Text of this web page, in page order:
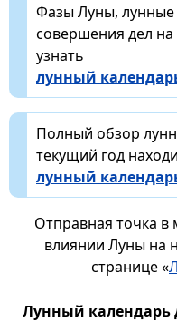
Фазы Луны, лунные
совершения дел
узнать
лунный
Полный обзор
текущий год
лунный
Отправная точка в
влиянии Луны на
странице «
Лунный календарь